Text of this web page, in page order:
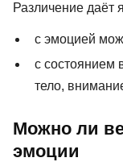
Различение даёт
с эмоцией
с состоянием
тело,
Можно ли
эмоции